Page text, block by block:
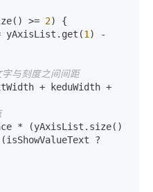
>= 2) {
= yAxisList.get(
1 ) -
与刻度之间间距
?